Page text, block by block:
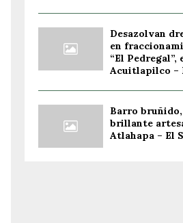
Desazolvan
en
“El Pedregal”,
Acuitlapilco –
Barro
brillante
Atlahapa – El